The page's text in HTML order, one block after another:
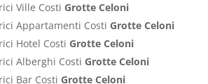
Ville Costi Grotte Celoni
Appartamenti Costi Grotte Celoni
Hotel Costi Grotte Celoni
Alberghi Costi Grotte Celoni
Bar Costi Grotte Celoni